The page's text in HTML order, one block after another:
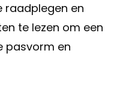
raadplegen en
te lezen om een
pasvorm en